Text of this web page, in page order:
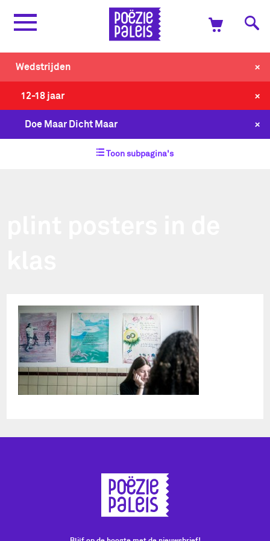
Wedstrijden +
12-18 jaar +
Doe Maar Dicht Maar +
Toon subpagina's